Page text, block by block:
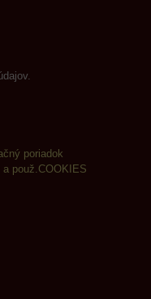
poriadok
použ.COOKIES